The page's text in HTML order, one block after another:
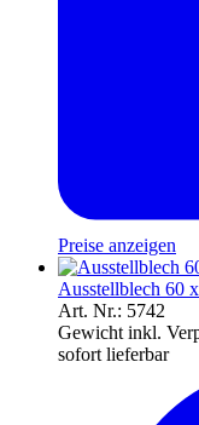
Preise anzeigen
Ausstellblech 60
Art. Nr.: 5742
Gewicht inkl.
sofort lieferbar